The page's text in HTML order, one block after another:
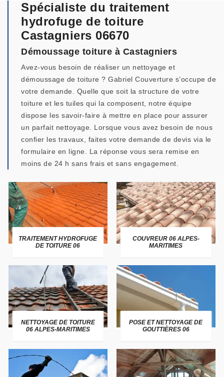
Spécialiste du traitement
hydrofuge de toiture
Castagniers 06670
Démoussage toiture à Castagniers
Avez-vous besoin de réaliser un nettoyage et
démoussage de toiture ? Gabriel Couverture s’occupe de
votre demande. Quelle que soit la structure de votre
toiture et les tuiles qui la composent, notre équipe
dispose les savoir-faire à mettre en place pour assurer
un parfait nettoyage. Lorsque vous avez besoin de nous
confier les travaux, faites votre demande de devis via le
formulaire en ligne. La réponse vous sera remise en
moins de 24 h sans frais et sans engagement.
TRAITEMENT HYDROFUGE
DE TOITURE 06
COUVREUR 06 ALPES-
MARITIMES
NETTOYAGE DE TOITURE
06 ALPES-MARITIMES
POSE ET NETTOYAGE DE
GOUTTIÈRES 06